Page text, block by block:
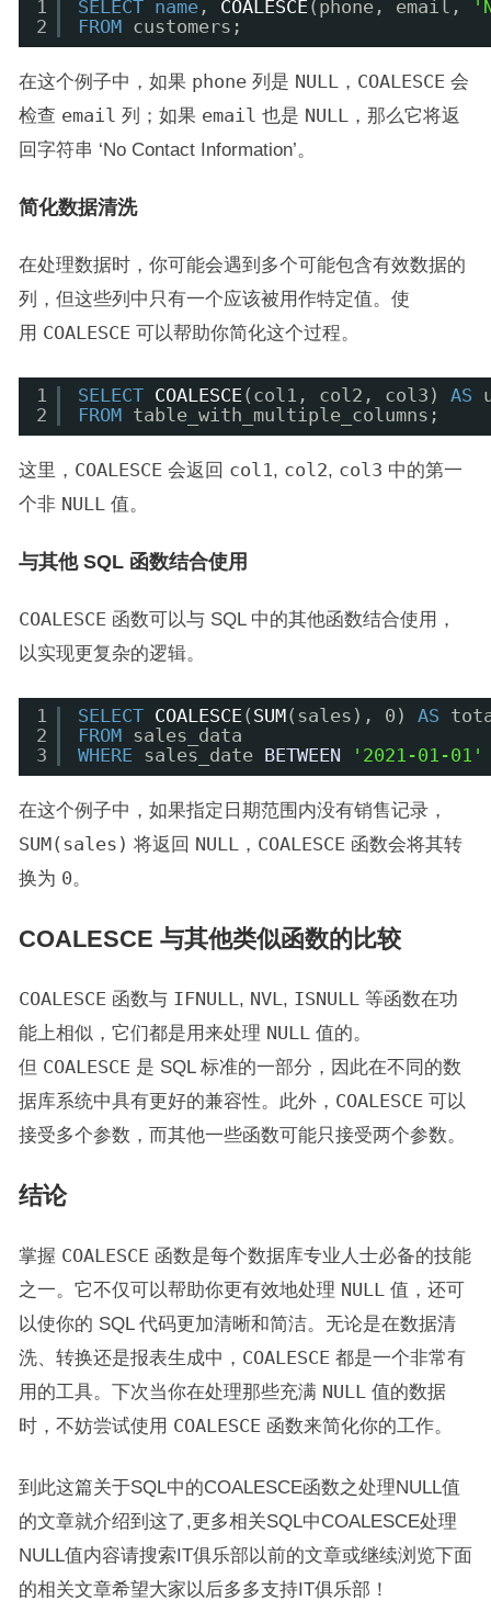
1
2
SELECT name , COALESCE(phone, email,
FROM
customers;
在这个例子中，如果 phone列是 NULL ， COALESCE 会
检查 email 列；如果 email 也是 NULL ，那么它将返
回字符串 ‘No Contact Information’。
简化数据清洗
在处理数据时，你可能会遇到多个可能包含有效数据的
列，但这些列中只有一个应该被用作特定值。使
用 COALESCE 可以帮助你简化这个过程。
1
2
SELECT COALESCE(col1, col2, col3) AS
FROM
table_with_multiple_columns;
这里， COALESCE 会返回 col1, col2, col3 中的第一
个非 NULL 值。
与其他 SQL 函数结合使用
COALESCE 函数可以与 SQL 中的其他函数结合使用，
以实现更复杂的逻辑。
1
2
3
SELECT COALESCE( SUM (sales), 0) AS
FROM
sales_data
WHERE
sales_date BETWEEN '2021-01-01'
在这个例子中，如果指定日期范围内没有销售记录，
SUM(sales) 将返回 NULL ， COALESCE 函数会将其转
换为 0。
COALESCE 与其他类似函数的比较
COALESCE 函数与 IFNULL, NVL, ISNULL 等函数在功
能上相似，它们都是用来处理 NULL 值的。
但 COALESCE 是 SQL 标准的一部分，因此在不同的数
据库系统中具有更好的兼容性。此外， COALESCE 可以
接受多个参数，而其他一些函数可能只接受两个参数。
结论
掌握 COALESCE 函数是每个数据库专业人士必备的技能
之一。它不仅可以帮助你更有效地处理 NULL 值，还可
以使你的 SQL 代码更加清晰和简洁。无论是在数据清
洗、转换还是报表生成中， COALESCE 都是一个非常有
用的工具。下次当你在处理那些充满 NULL 值的数据
时，不妨尝试使用 COALESCE 函数来简化你的工作。
到此这篇关于SQL中的COALESCE函数之处理NULL值
的文章就介绍到这了,更多相关SQL中COALESCE处理
NULL值内容请搜索IT俱乐部以前的文章或继续浏览下面
的相关文章希望大家以后多多支持IT俱乐部！